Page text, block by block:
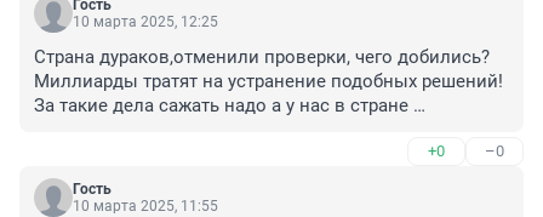
Гость
10 марта 2025, 12:25
Страна дураков,отменили проверки, чего добились?
Миллиарды тратят на устранение подобных решений!
За такие дела сажать надо а у нас в стране
+0 –0
Гость
10 марта 2025, 11:55